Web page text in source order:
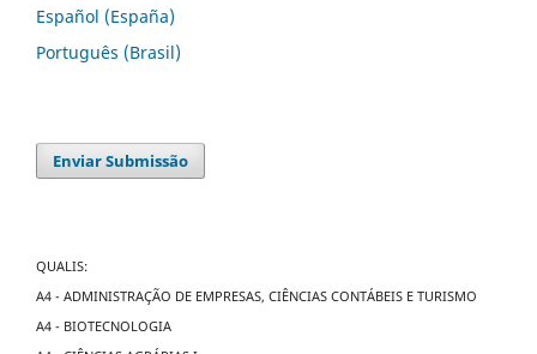
Español (España)
Português (Brasil)
Enviar Submissão
QUALIS:
A4 - ADMINISTRAÇÃO DE EMPRESAS, CIÊNCIAS CONTÁBEIS E TURISMO
A4 - BIOTECNOLOGIA